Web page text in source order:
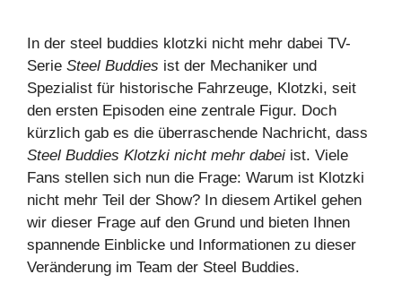
In der steel buddies klotzki nicht mehr dabei TV-
Serie Steel Buddies ist der Mechaniker und
Spezialist für historische Fahrzeuge, Klotzki, seit
den ersten Episoden eine zentrale Figur. Doch
kürzlich gab es die überraschende Nachricht, dass
Steel Buddies Klotzki nicht mehr dabei ist. Viele
Fans stellen sich nun die Frage: Warum ist Klotzki
nicht mehr Teil der Show? In diesem Artikel gehen
wir dieser Frage auf den Grund und bieten Ihnen
spannende Einblicke und Informationen zu dieser
Veränderung im Team der Steel Buddies.